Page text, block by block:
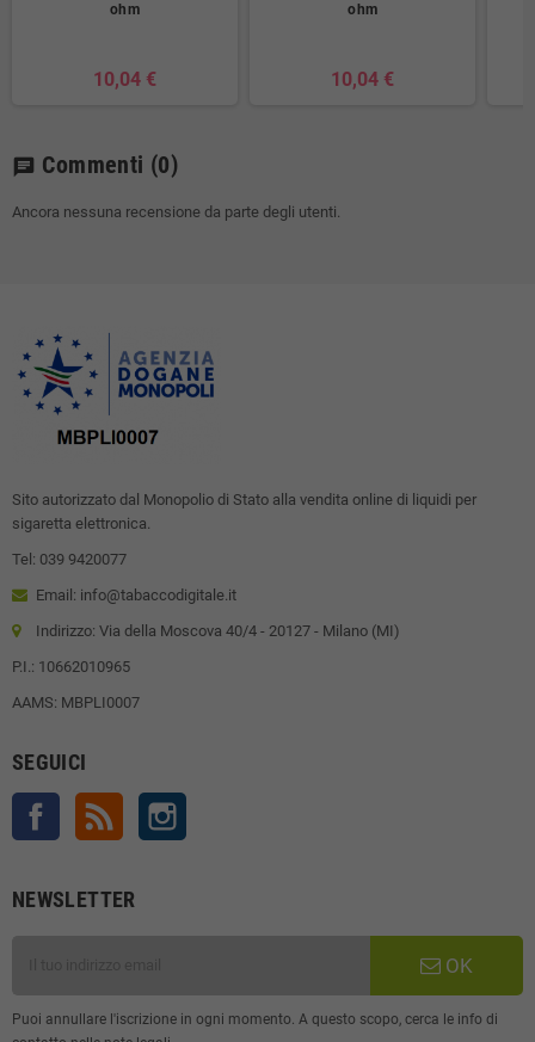
ohm
10,04 €
ohm
10,04 €
chat Commenti (0)
Ancora nessuna recensione da parte degli utenti.
Sito autorizzato dal Monopolio di Stato alla vendita online di liquidi per
sigaretta elettronica.
Tel: 039 9420077
Email: info@tabaccodigitale.it
Indirizzo: Via della Moscova 40/4 - 20127 - Milano (MI)
P.I.: 10662010965
AAMS: MBPLI0007
SEGUICI
Facebook Rss
NEWSLETTER
OK
Puoi annullare l'iscrizione in ogni momento. A questo scopo, cerca le info di